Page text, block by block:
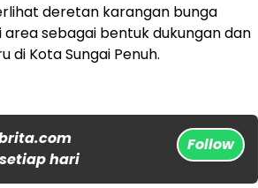
deretan karangan bunga
sebagai bentuk dukungan dan
Kota Sungai Penuh.
hari
Follow